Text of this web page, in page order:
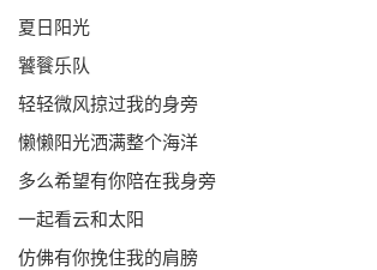
夏日阳光
饕餮乐队
轻轻微风掠过我的身旁
懒懒阳光洒满整个海洋
多么希望有你陪在我身旁
一起看云和太阳
仿佛有你挽住我的肩膀